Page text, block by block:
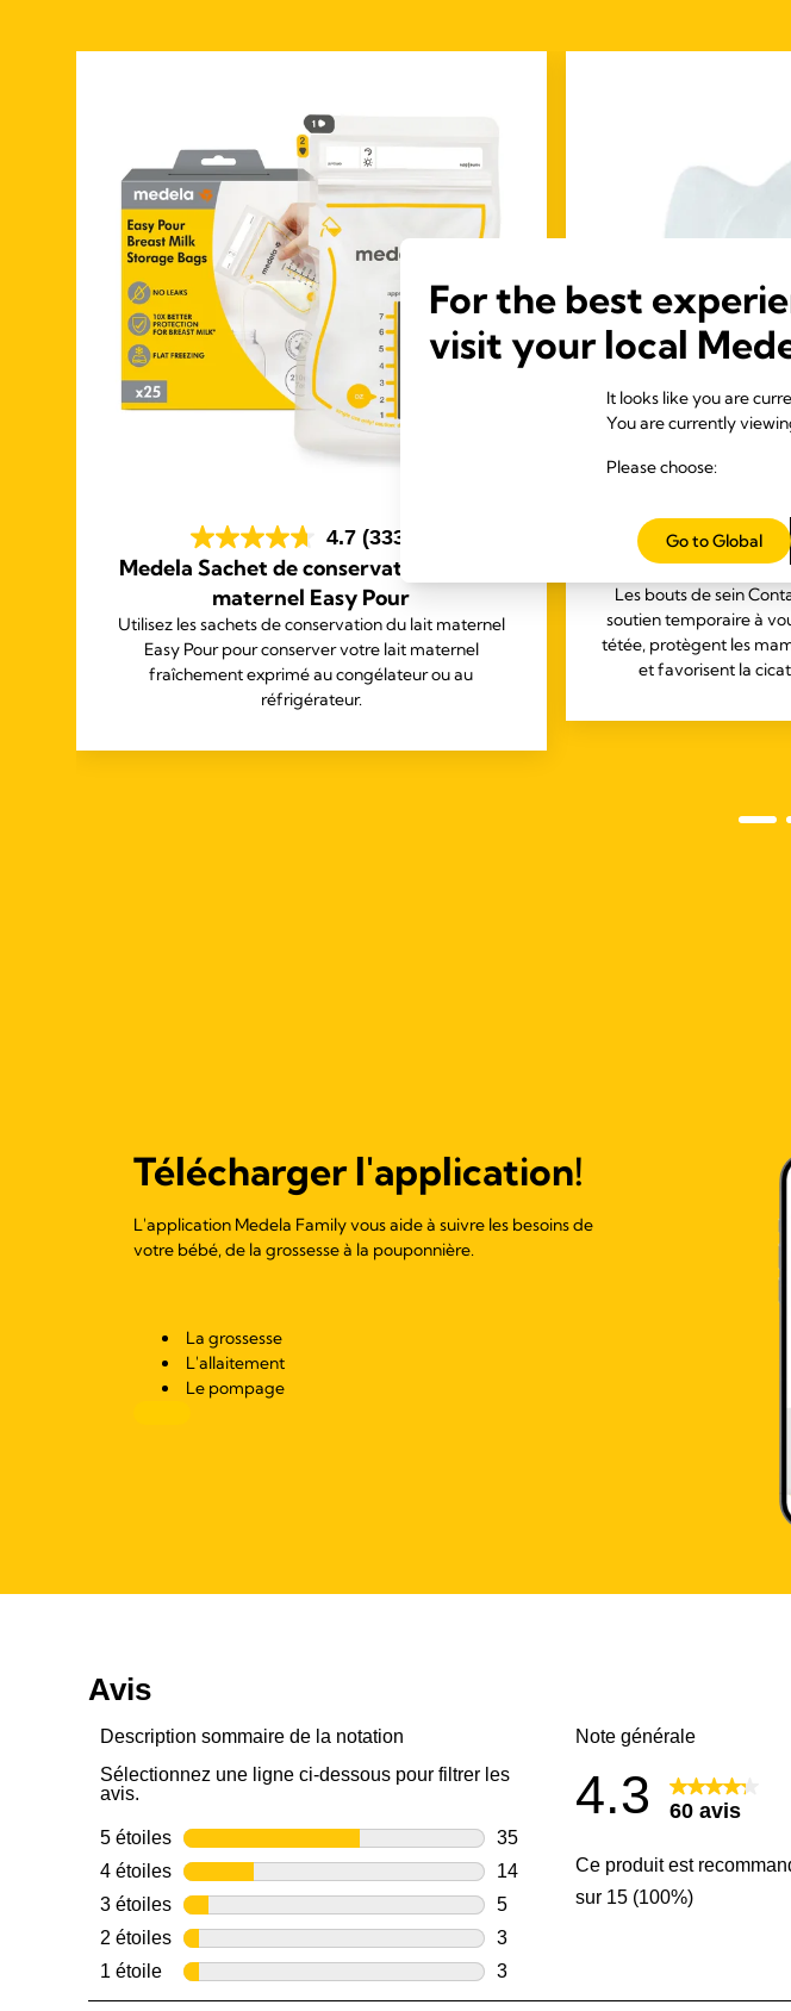
4.7 (333)
Medela Sachet de conservation du lait
maternel Easy Pour
Utilisez les sachets de conservation du lait maternel
Easy Pour pour conserver votre lait maternel
fraîchement exprimé au congélateur ou au
réfrigérateur.
Bouts de
Les bouts de sein
soutien temporaire à
tétée, protègent les
et favorisent la
Télécharger l'application!
L'application Medela Family vous aide à suivre les besoins de
votre bébé, de la grossesse à la pouponnière.
La grossesse
L'allaitement
Le pompage
For the best
visit your local
It looks like you are
You are currently
Please choose:
Go to Global